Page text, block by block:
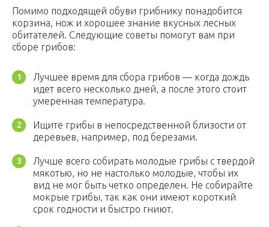
Помимо подходящей обуви грибнику понадобится
корзина, нож и хорошее знание вкусных лесных
обитателей. Следующие советы помогут вам при
сборе грибов:
Лучшее время для сбора грибов — когда дождь
идет всего несколько дней, а после этого стоит
умеренная температура.
Ищите грибы в непосредственной близости от
деревьев, например, под березами.
Лучше всего собирать молодые грибы с твердой
мякотью, но не настолько молодые, чтобы их
вид не мог быть четко определен. Не собирайте
мокрые грибы, так как они имеют короткий
срок годности и быстро гниют.